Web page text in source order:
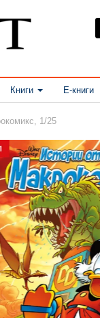
Книги Е-книги
1/25